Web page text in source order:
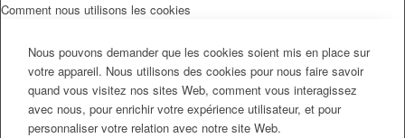
Comment nous utilisons les cookies
Nous pouvons demander que les cookies soient mis en place sur
votre appareil. Nous utilisons des cookies pour nous faire savoir
quand vous visitez nos sites Web, comment vous interagissez
avec nous, pour enrichir votre expérience utilisateur, et pour
personnaliser votre relation avec notre site Web.